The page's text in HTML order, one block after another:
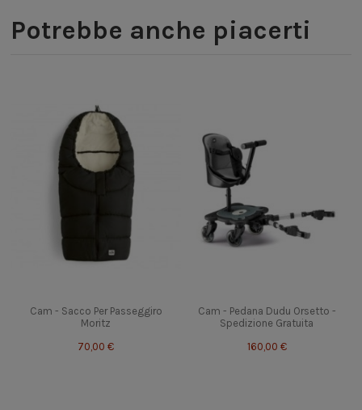
Potrebbe anche piacerti
Cam - Sacco Per Passeggiro
Moritz
70,00 €
Cam - Pedana Dudu Orsetto -
Spedizione Gratuita
160,00 €